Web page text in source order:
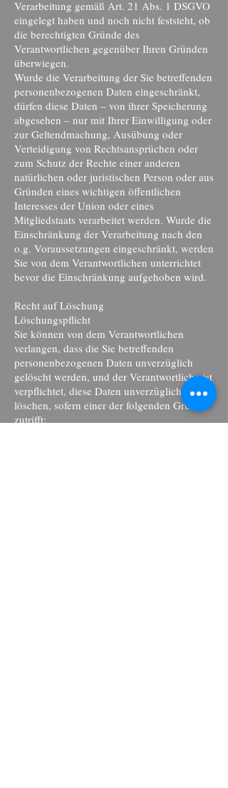
Verarbeitung gemäß Art. 21 Abs. 1 DSGVO
eingelegt haben und noch nicht feststeht, ob
die berechtigten Gründe des
Verantwortlichen gegenüber Ihren Gründen
überwiegen.
Wurde die Verarbeitung der Sie betreffenden
personenbezogenen Daten eingeschränkt,
dürfen diese Daten – von ihrer Speicherung
abgesehen – nur mit Ihrer Einwilligung oder
zur Geltendmachung, Ausübung oder
Verteidigung von Rechtsansprüchen oder
zum Schutz der Rechte einer anderen
natürlichen oder juristischen Person oder aus
Gründen eines wichtigen öffentlichen
Interesses der Union oder eines
Mitgliedstaats verarbeitet werden. Wurde die
Einschränkung der Verarbeitung nach den
o.g. Voraussetzungen eingeschränkt, werden
Sie von dem Verantwortlichen unterrichtet
bevor die Einschränkung aufgehoben wird.
Recht auf Löschung
Löschungspflicht
Sie können von dem Verantwortlichen
verlangen, dass die Sie betreffenden
personenbezogenen Daten unverzüglich
gelöscht werden, und der Verantwortliche ist
verpflichtet, diese Daten unverzüglich zu
löschen, sofern einer der folgenden Gründe
zutrifft: